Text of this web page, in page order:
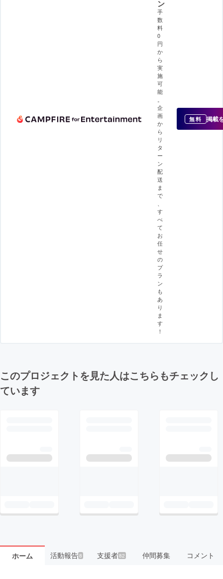
ン
手
数
料
0
円
か
ら
実
施
可
能
。
企
画
か
ら
リ
タ
ー
ン
配
送
ま
で
、
す
べ
て
お
任
せ
の
プ
ラ
ン
も
あ
り
ま
す
！
無料 掲載
このプロジェクトを見た人はこちらもチェックし
ています
ホーム 活動報告8 支援者82 仲間募集 コメント